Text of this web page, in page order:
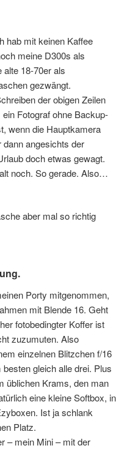
hab mit keinen Kaffee
meine D300s als
18-70er als
gezwängt.
der obigen Zeilen
Fotograf ohne Backup-
wenn die Hauptkamera
angesichts der
doch etwas gewagt.
noch. So gerade. Also…
aber mal so richtig
Porty mitgenommen,
mit Blende 16. Geht
fotobedingter Koffer ist
zuzumuten. Also
einzelnen Blitzchen f/16
gleich alle drei. Plus
üblichen Krams, den man
eine kleine Softbox, in
Ist ja schlank
Platz.
– mein Mini – mit der